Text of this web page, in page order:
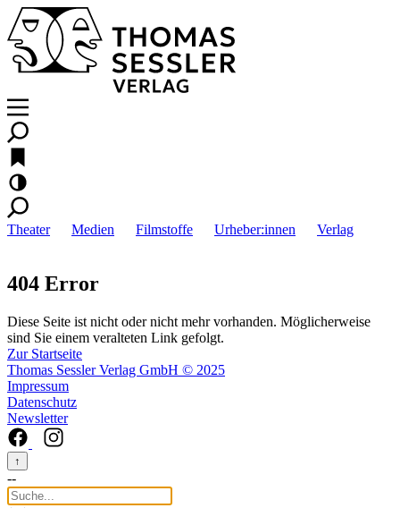
Theater Medien Filmstoffe Urheber:innen Verlag
404 Error
Diese Seite ist nicht oder nicht mehr vorhanden. Möglicherweise
sind Sie einem veralteten Link gefolgt.
Zur Startseite
Thomas Sessler Verlag GmbH © 2025
Impressum
Datenschutz
Newsletter
↑
--